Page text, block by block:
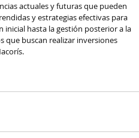
actuales y futuras que pueden
y estrategias efectivas para
inicial hasta la gestión posterior a la
que buscan realizar inversiones